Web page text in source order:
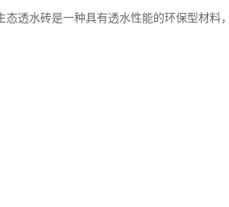
态透水砖是一种具有透水性能的环保型材